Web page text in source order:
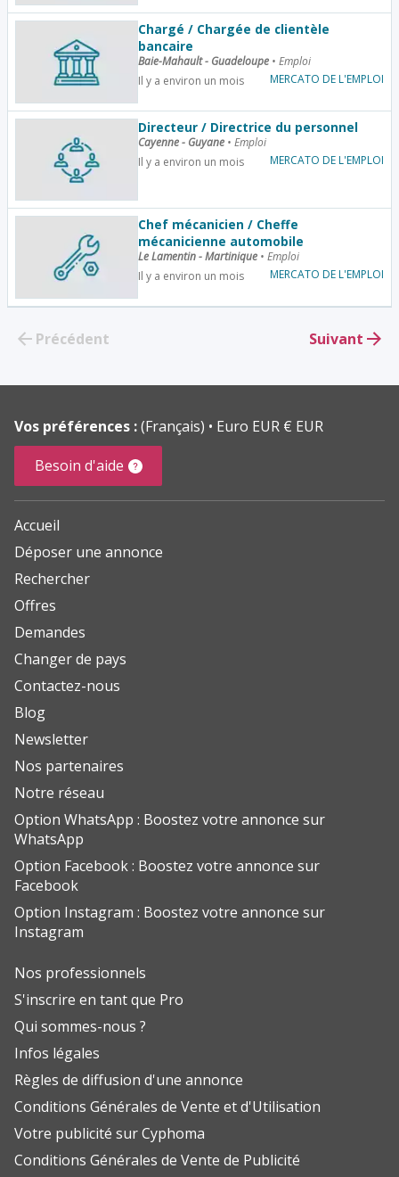
Chargé / Chargée de clientèle
bancaire
Baie-Mahault - Guadeloupe • Emploi
Il y a environ un mois
MERCATO DE L'EMPLOI
Directeur / Directrice du personnel
Cayenne - Guyane • Emploi
Il y a environ un mois
MERCATO DE L'EMPLOI
Chef mécanicien / Cheffe
mécanicienne automobile
Le Lamentin - Martinique • Emploi
Il y a environ un mois
MERCATO DE L'EMPLOI
Précédent Suivant
Vos préférences :(Français)
Euro EUR € EUR
Besoin d'aide
Accueil
Déposer une annonce
Rechercher
Offres
Demandes
Changer de pays
Contactez-nous
Blog
Newsletter
Nos partenaires
Notre réseau
Option WhatsApp : Boostez votre annonce sur
WhatsApp
Option Facebook : Boostez votre annonce sur
Facebook
Option Instagram : Boostez votre annonce sur
Instagram
Nos professionnels
S'inscrire en tant que Pro
Qui sommes-nous ?
Infos légales
Règles de diffusion d'une annonce
Conditions Générales de Vente et d'Utilisation
Votre publicité sur Cyphoma
Conditions Générales de Vente de Publicité